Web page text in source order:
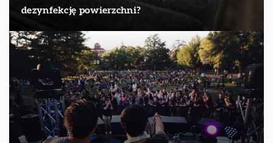
dezynfekcję powierzchni?